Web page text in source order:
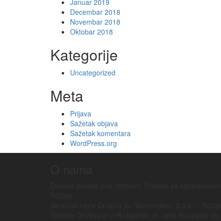
Januar 2019
Decembar 2018
Novembar 2018
Oktobar 2018
Kategorije
Uncategorized
Meta
Prijava
Sažetak objava
Sažetak komentara
WordPress.org